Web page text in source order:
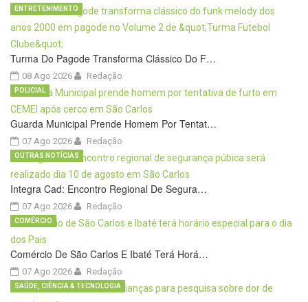
Turma Do Pagode Transforma Clássico Do F…
08 Ago 2026
ENTRETENIMENTO
Redação
Guarda Municipal Prende Homem Por Tentat…
07 Ago 2026
POLICIAL
Redação
Integra Cad: Encontro Regional De Segura…
07 Ago 2026
OUTRAS NOTÍCIAS
Redação
Comércio De São Carlos E Ibaté Terá Horá…
07 Ago 2026
COMÉRCIO
Redação
SAÚDE, CIÊNCIA & TECNOLOGIA